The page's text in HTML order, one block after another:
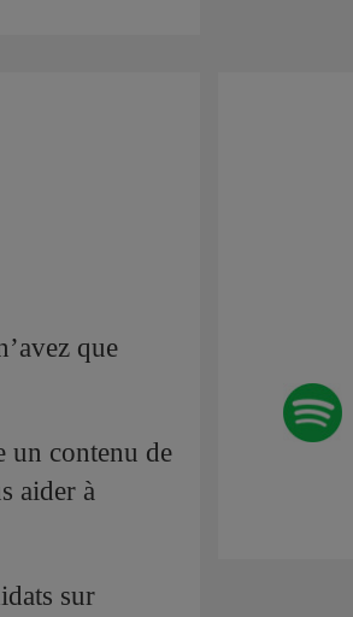
que
un contenu de
aider à
sur